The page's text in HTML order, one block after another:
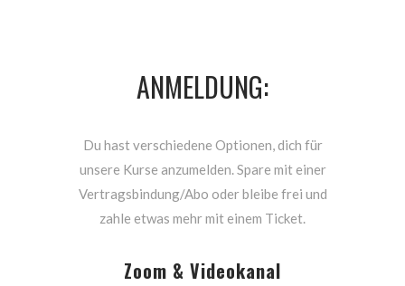
ANMELDUNG:
Du hast verschiedene Optionen, dich für
unsere Kurse anzumelden. Spare mit einer
Vertragsbindung/Abo oder bleibe frei und
zahle etwas mehr mit einem Ticket.
Zoom & Videokanal